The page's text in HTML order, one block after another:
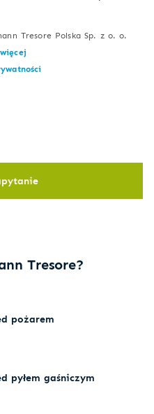
Tresore Polska Sp. z o. o.
Tresore?
pożarem
pyłem gaśniczym